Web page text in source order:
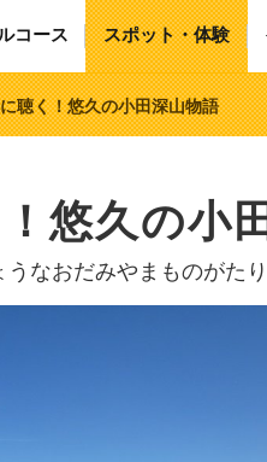
コース スポット・体験
聴く！悠久の小田深山物語
悠久の小
なおだみやまものがたり